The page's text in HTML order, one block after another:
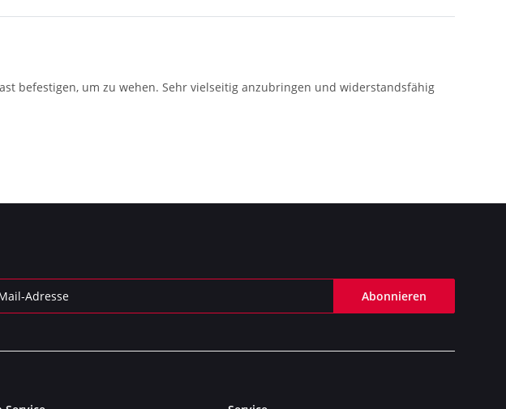
befestigen, um zu wehen. Sehr vielseitig anzubringen und widerstandsfähig
Abonnieren